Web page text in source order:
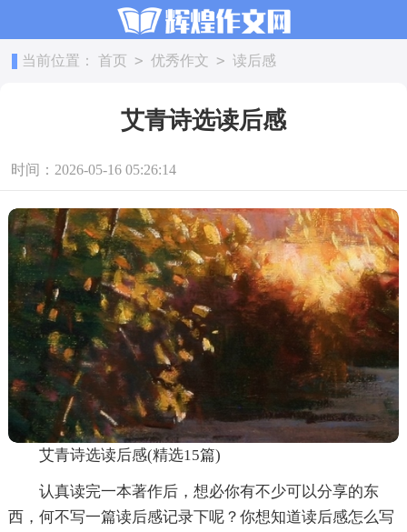
当前位置： 首页 > 优秀作文 > 读后感
艾青诗选读后感
时间：2026-05-16 05:26:14
艾青诗选读后感(精选15篇)
认真读完一本著作后，想必你有不少可以分享的东
西，何不写一篇读后感记录下呢？你想知道读后感怎么写